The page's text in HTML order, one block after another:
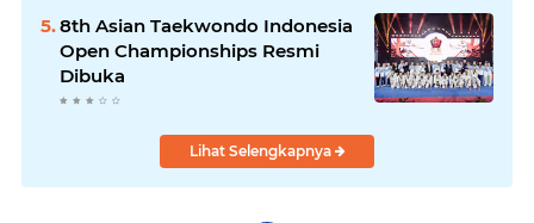
Pembenahan
8th Asian Taekwondo Indonesia
Open Championships Resmi
Dibuka
Lihat Selengkapnya